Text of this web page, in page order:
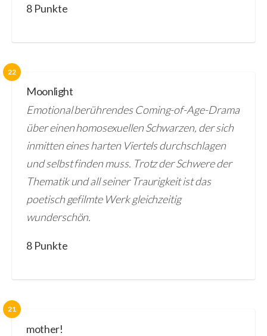
8 Punkte
22
Moonlight
Emotional berührendes Coming-of-Age-Drama
über einen homosexuellen Schwarzen, der sich
inmitten eines harten Viertels durchschlagen
und selbst finden muss. Trotz der Schwere der
Thematik und all seiner Traurigkeit ist das
poetisch gefilmte Werk gleichzeitig
wunderschön.
8 Punkte
21
mother!